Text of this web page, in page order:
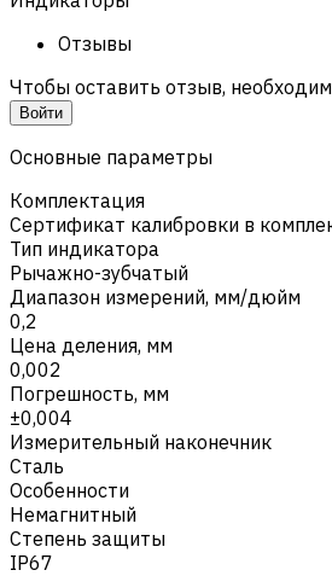
Отзывы
Чтобы оставить отзыв,
Войти
Основные параметры
Комплектация
Сертификат калибровки в
Тип индикатора
Рычажно-зубчатый
Диапазон измерений, мм/дюйм
0,2
Цена деления, мм
0,002
Погрешность, мм
±0,004
Измерительный наконечник
Сталь
Особенности
Немагнитный
Степень защиты
IP67